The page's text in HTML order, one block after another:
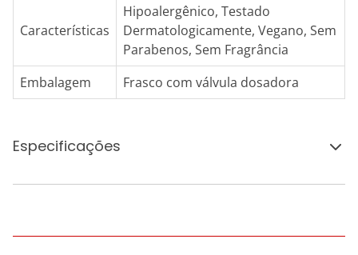
Características
Hipoalergênico, Testado
Dermatologicamente, Vegano, Sem
Parabenos, Sem Fragrância
Embalagem
Frasco com válvula dosadora
Especificações